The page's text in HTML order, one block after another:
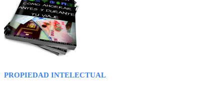
PROPIEDAD INTELECTUAL